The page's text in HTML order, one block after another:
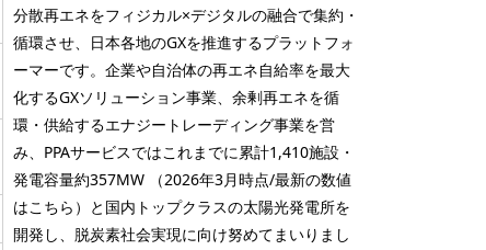
分散再エネをフィジカル×デジタルの融合で集約・
循環させ、日本各地のGXを推進するプラットフォ
ーマーです。企業や自治体の再エネ自給率を最大
化するGXソリューション事業、余剰再エネを循
環・供給するエナジートレーディング事業を営
み、PPAサービスではこれまでに累計1,410施設・
発電容量約357MW （2026年3月時点/最新の数値
はこちら ）と国内トップクラスの太陽光発電所を
開発し、脱炭素社会実現に向け努めてまいりまし